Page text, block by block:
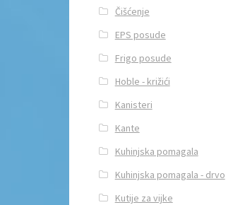
Čišćenje
EPS posude
Frigo posude
Hoble - križići
Kanisteri
Kante
Kuhinjska pomagala
Kuhinjska pomagala - drvo
Kutije za vijke